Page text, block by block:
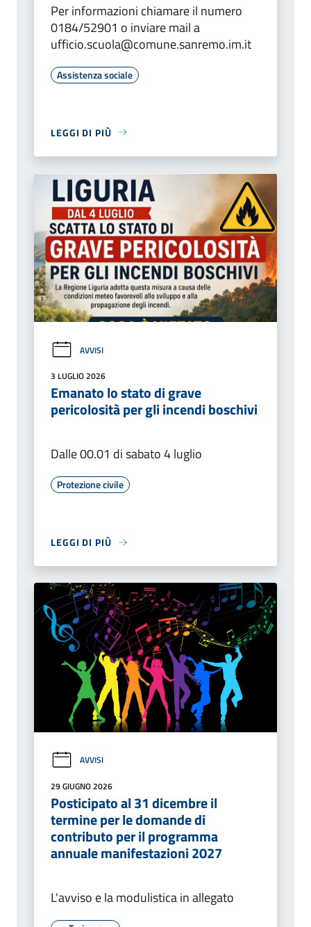
Per informazioni chiamare il numero
0184/52901 o inviare mail a
ufficio.scuola@comune.sanremo.im.it
Assistenza sociale
LEGGI DI PIÙ
AVVISI
3 LUGLIO 2026
Emanato lo stato di grave
pericolosità per gli incendi boschivi
Dalle 00.01 di sabato 4 luglio
Protezione civile
LEGGI DI PIÙ
AVVISI
29 GIUGNO 2026
Posticipato al 31 dicembre il
termine per le domande di
contributo per il programma
annuale manifestazioni 2027
L'avviso e la modulistica in allegato